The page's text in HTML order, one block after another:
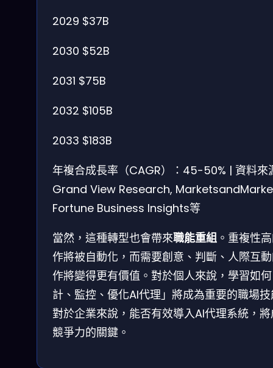
2029 $37B
2030 $52B
2031 $75B
2032 $105B
2033 $183B
年複合成長率（CAGR）：45-50% | 資料來
Grand View Research,
Fortune Business Insights等
當然，這種轉型也會帶來職能重組 。重複性
作將被自動化，而需要創意、判斷、人際互
作將變得更有價值。對於個人來說，學習如
計、監控、優化AI代理」將成為重要的職場
對於企業來說，能否有效導入AI代理系統，
競爭力的關鍵。